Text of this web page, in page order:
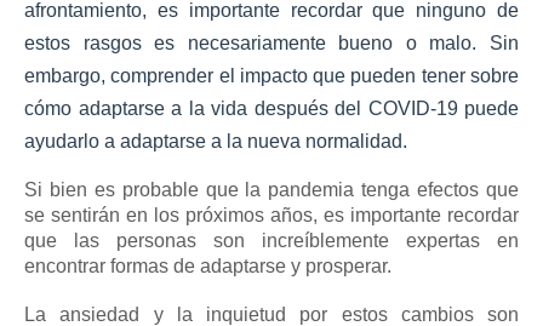
afrontamiento, es importante recordar que ninguno de
estos rasgos es necesariamente bueno o malo. Sin
embargo, comprender el impacto que pueden tener sobre
cómo adaptarse a la vida después del COVID-19 puede
ayudarlo a adaptarse a la nueva normalidad.
Si bien es probable que la pandemia tenga efectos que
se sentirán en los próximos años, es importante recordar
que las personas son increíblemente expertas en
encontrar formas de adaptarse y prosperar.
La ansiedad y la inquietud por estos cambios son